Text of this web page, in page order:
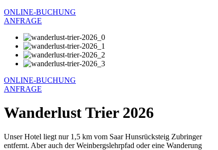
ONLINE-BUCHUNG
ANFRAGE
ONLINE-BUCHUNG
ANFRAGE
Wanderlust Trier 2026
Unser Hotel liegt nur 1,5 km vom Saar Hunsrücksteig Zubringer
entfernt. Aber auch der Weinbergslehrpfad oder eine Wanderung